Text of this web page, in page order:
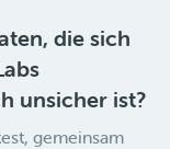
die sich
unsicher ist?
gemeinsam